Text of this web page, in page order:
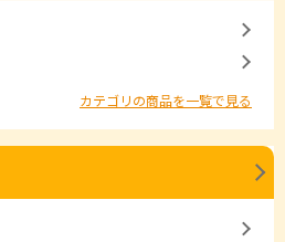
カテゴリの商品を一覧で見る